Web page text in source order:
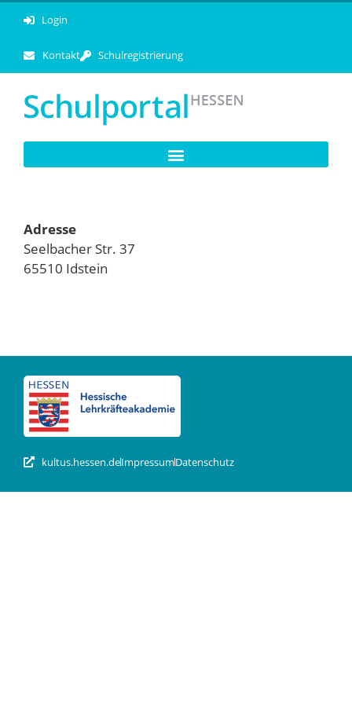
Login
Kontakt Schulregistrierung
Adresse
Seelbacher Str. 37
65510 Idstein
kultus.hessen.deImpressumDatenschutz